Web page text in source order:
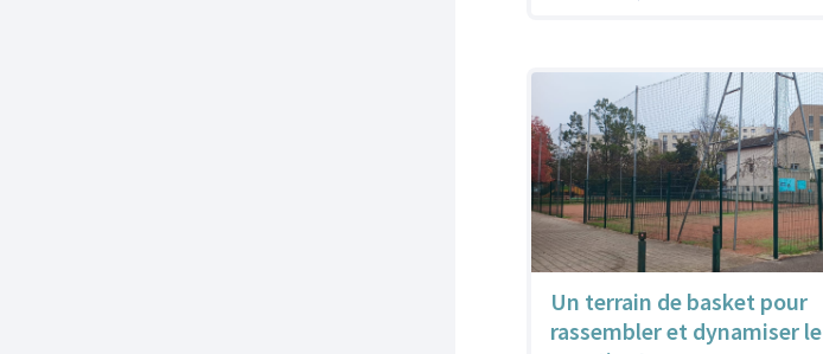
Un terrain de basket pour
rassembler et dynamiser le